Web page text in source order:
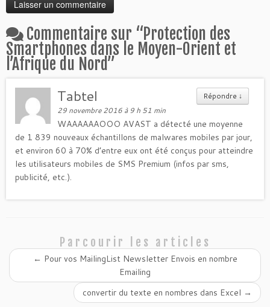
Commentaire sur “Protection des
Smartphones dans le Moyen-Orient et
l’Afrique du Nord”
Répondre ↓
Tabtel
29 novembre 2016 à 9 h 51 min
WAAAAAAOOO AVAST a détecté une moyenne
de 1 839 nouveaux échantillons de malwares mobiles par jour,
et environ 60 à 70% d’entre eux ont été conçus pour atteindre
les utilisateurs mobiles de SMS Premium (infos par sms,
publicité, etc.).
Parcourir les articles
← Pour vos MailingList Newsletter Envois en nombre
Emailing
convertir du texte en nombres dans Excel →